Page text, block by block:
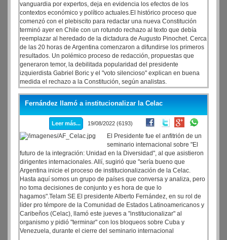
vanguardia por expertos, deja en evidencia los efectos de los
contextos económico y político actuales.El histórico proceso que
comenzó con el plebiscito para redactar una nueva Constitución
terminó ayer en Chile con un rotundo rechazo al texto que debía
reemplazar al heredado de la dictadura de Augusto Pinochet. Cerca
de las 20 horas de Argentina comenzaron a difundirse los primeros
resultados. Un polémico proceso de redacción, propuestas que
generaron temor, la debilitada popularidad del presidente
izquierdista Gabriel Boric y el "voto silencioso" explican en buena
medida el rechazo a la Constitución, según analistas.
Fernández llamó a institucionalizar la Celac
Leer más... 19/08/2022 (6193)
El Presidente fue el anfitrión de un
seminario internacional sobre "El
futuro de la integración: Unidad en la Diversidad", al que asistieron
dirigentes internacionales. Allí, sugirió que "sería bueno que
Argentina inicie el proceso de institucionalización de la Celac.
Hasta aquí somos un grupo de países que conversa y analiza, pero
no toma decisiones de conjunto y es hora de que lo
hagamos".Telam SE El presidente Alberto Fernández, en su rol de
líder pro témpore de la Comunidad de Estados Latinoamericanos y
Caribeños (Celac), llamó este jueves a "institucionalizar" al
organismo y pidió "terminar" con los bloqueos sobre Cuba y
Venezuela, durante el cierre del seminario internacional